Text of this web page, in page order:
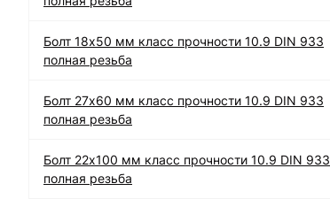
Болт 18х50 мм класс прочности 10.9 DIN 933
полная резьба
Болт 27х60 мм класс прочности 10.9 DIN 933
полная резьба
Болт 22х100 мм класс прочности 10.9 DIN 933
полная резьба